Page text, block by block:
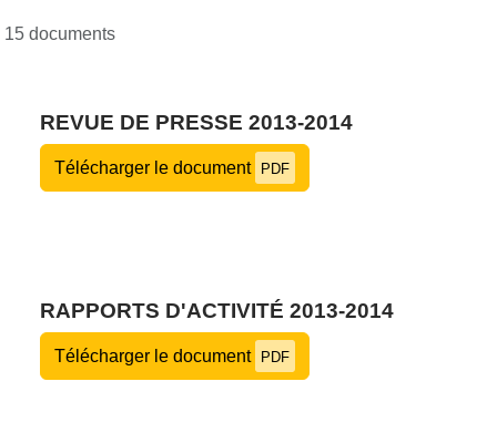
15 documents
REVUE DE PRESSE 2013-2014
Télécharger le document PDF
RAPPORTS D'ACTIVITÉ 2013-2014
Télécharger le document PDF